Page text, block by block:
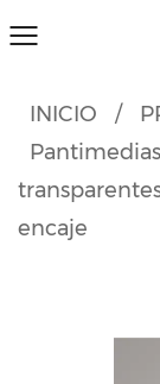
INICIO /
encaje